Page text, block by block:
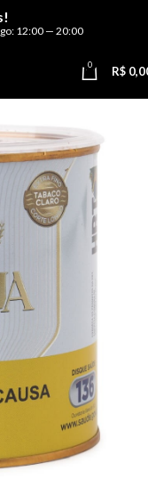
12:00 — 20:00
0 R$